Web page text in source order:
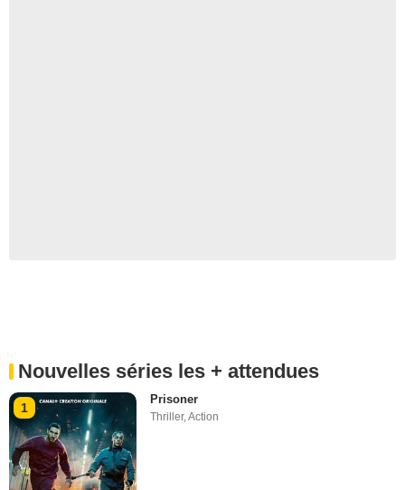
Nouvelles séries les + attendues
1
Prisoner
Thriller,Action